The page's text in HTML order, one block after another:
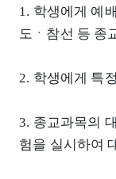
1. 학생에게 예
도ㆍ참선 등 종
2. 학생에게 특
3. 종교과목의
험을 실시하여